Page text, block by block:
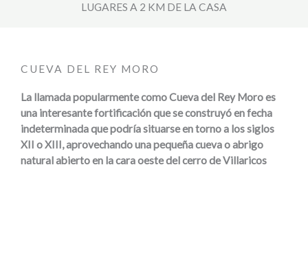
LUGARES A 2 KM DE LA CASA
CUEVA DEL REY MORO
La llamada popularmente como Cueva del Rey Moro es
una interesante fortificación que se construyó en fecha
indeterminada que podría situarse en torno a los siglos
XII o XIII, aprovechando una pequeña cueva o abrigo
natural abierto en la cara oeste del cerro de Villaricos